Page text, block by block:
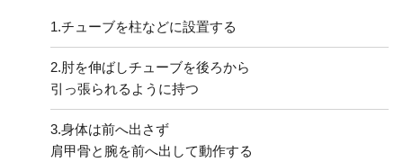
1.チューブを柱などに設置する
2.肘を伸ばしチューブを後ろから
引っ張られるように持つ
3.身体は前へ出さず
肩甲骨と腕を前へ出して動作する